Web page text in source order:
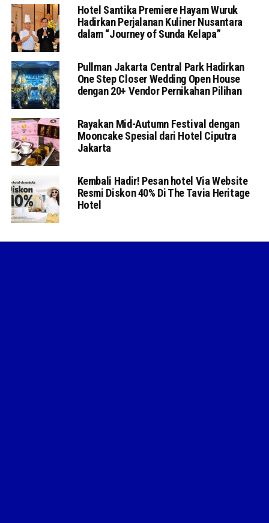
Hotel Santika Premiere Hayam Wuruk
Hadirkan Perjalanan Kuliner Nusantara
dalam “Journey of Sunda Kelapa”
Pullman Jakarta Central Park Hadirkan
One Step Closer Wedding Open House
dengan 20+ Vendor Pernikahan Pilihan
Rayakan Mid-Autumn Festival dengan
Mooncake Spesial dari Hotel Ciputra
Jakarta
Kembali Hadir! Pesan hotel Via Website
Resmi Diskon 40% Di The Tavia Heritage
Hotel